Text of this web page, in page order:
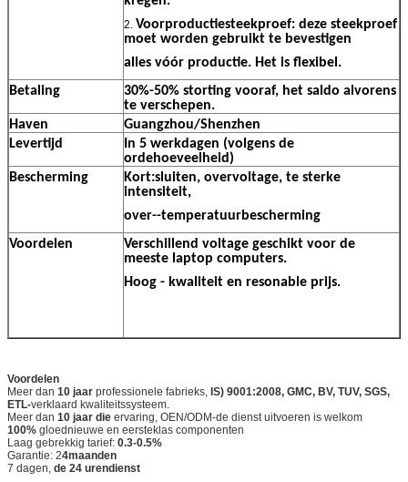
2. Voorproductiesteekproef: deze steekproef
moet worden gebruikt te bevestigen
alles vóór productie. Het is flexibel.
Betaling
30%-50% storting vooraf, het saldo alvorens
te verschepen.
Haven
Guangzhou/Shenzhen
Levertijd
In 5 werkdagen (volgens de
ordehoeveelheid)
Bescherming
Kort:sluiten, overvoltage, te sterke
intensiteit,
over--temperatuurbescherming
Voordelen
Verschillend voltage geschikt voor de
meeste laptop computers.
Hoog - kwaliteit en resonable prijs.
Voordelen
Meer dan 10 jaar professionele fabrieks, IS) 9001:2008, GMC, BV, TUV, SGS,
ETL-verklaard kwaliteitssysteem.
Meer dan 10 jaar die ervaring, OEN/ODM-de dienst uitvoeren is welkom
100% gloednieuwe en eersteklas componenten
Laag gebrekkig tarief: 0.3-0.5%
Garantie: 24maanden
7 dagen, de 24 urendienst